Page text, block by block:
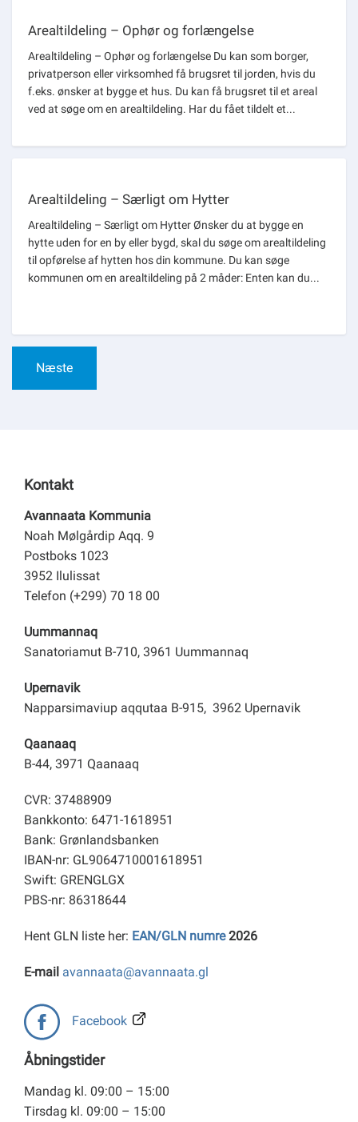
Arealtildeling – Ophør og forlængelse
Arealtildeling – Ophør og forlængelse Du kan som borger,
privatperson eller virksomhed få brugsret til jorden, hvis du
f.eks. ønsker at bygge et hus. Du kan få brugsret til et areal
ved at søge om en arealtildeling. Har du fået tildelt et...
Arealtildeling – Særligt om Hytter
Arealtildeling – Særligt om Hytter Ønsker du at bygge en
hytte uden for en by eller bygd, skal du søge om arealtildeling
til opførelse af hytten hos din kommune. Du kan søge
kommunen om en arealtildeling på 2 måder: Enten kan du...
Næste
Kontakt
Avannaata Kommunia
Noah Mølgårdip Aqq. 9
Postboks 1023
3952 Ilulissat
Telefon (+299) 70 18 00
Uummannaq
Sanatoriamut B-710, 3961 Uummannaq
Upernavik
Napparsimaviup aqqutaa B-915, 3962 Upernavik
Qaanaaq
B-44, 3971 Qaanaaq
CVR: 37488909
Bankkonto: 6471-1618951
Bank: Grønlandsbanken
IBAN-nr: GL9064710001618951
Swift: GRENGLGX
PBS-nr: 86318644
Hent GLN liste her: EAN/GLN numre2026
E-mail avannaata@avannaata.gl
Facebook
Åbningstider
Mandag kl. 09:00 – 15:00
Tirsdag kl. 09:00 – 15:00